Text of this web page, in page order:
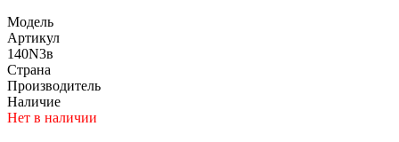
Модель
Артикул
140N3в
Страна
Производитель
Наличие
Нет в наличии